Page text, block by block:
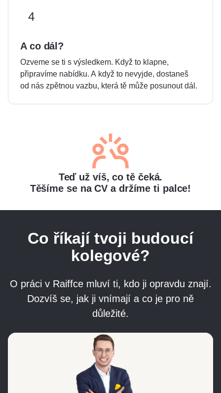
4
A co dál?
Ozveme se ti s výsledkem. Když to klapne,
připravíme nabídku. A když to nevyjde, dostaneš
od nás zpětnou vazbu, která tě může posunout dál.
Teď už víš, co tě čeká.
Těšíme se na CV a držíme ti palce!
Co říkají tvoji budoucí
kolegové?
O práci v Raiffce mluví ti, kdo ji opravdu znají.
Dozvíš se, jak ji vnímají a co je pro ně
důležité.